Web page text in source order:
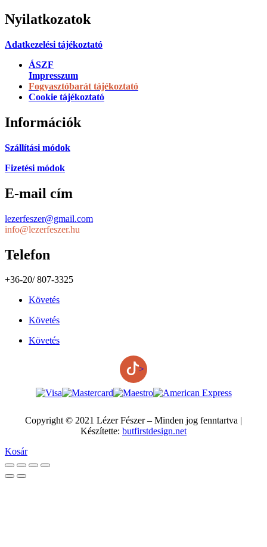
Nyilatkozatok
Adatkezelési tájékoztató
ÁSZF
Impresszum
Fogyasztóbarát tájékoztató
Cookie tájékoztató
Információk
Szállítási módok
Fizetési módok
E-mail cím
lezerfeszer@gmail.com
info@lezerfeszer.hu
Telefon
+36-20/ 807-3325
Követés
Követés
Követés
>
Copyright © 2021 Lézer Fészer – Minden jog fenntartva |
Készítette: butfirstdesign.net
Kosár